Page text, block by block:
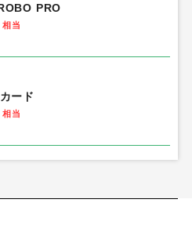
PRO
相当
ード
相当